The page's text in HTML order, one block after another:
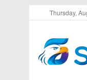
Thursday,